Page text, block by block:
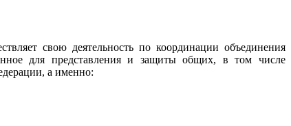
свою деятельность по координации объединения
для представления и защиты общих, в том числе
а именно: